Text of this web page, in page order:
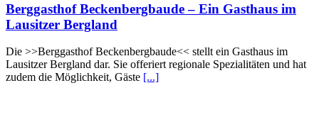
Berggasthof Beckenbergbaude – Ein Gasthaus im
Lausitzer Bergland
Die >>Berggasthof Beckenbergbaude<< stellt ein Gasthaus im
Lausitzer Bergland dar. Sie offeriert regionale Spezialitäten und hat
zudem die Möglichkeit, Gäste [...]